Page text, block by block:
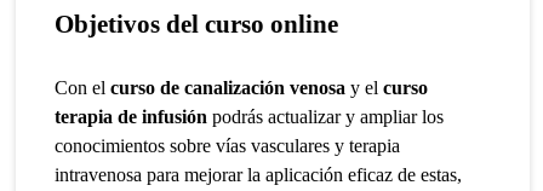
Objetivos del curso online
Con elcurso de canalización venosa y elcurso
terapia de infusión podrás actualizar y ampliar los
conocimientos sobre vías vasculares y terapia
intravenosa para mejorar la aplicación eficaz de estas,